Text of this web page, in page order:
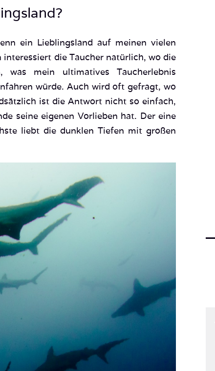
ein Lieblingsland auf meinen vielen
interessiert die Taucher natürlich, wo die
was mein ultimatives Taucherlebnis
würde. Auch wird oft gefragt, wo
ist die Antwort nicht so einfach,
seine eigenen Vorlieben hat. Der eine
liebt die dunklen Tiefen mit großen